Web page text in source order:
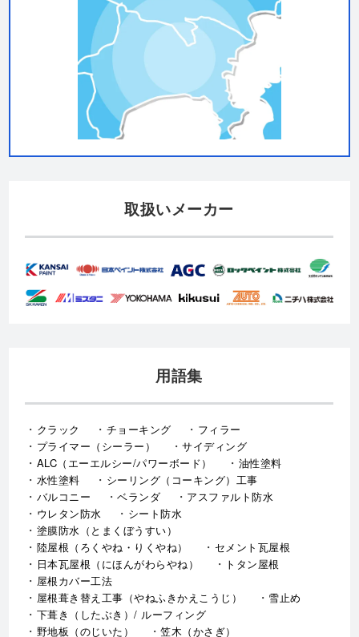
取扱いメーカー
用語集
クラック チョーキング
フィラー
プライマー（シーラー）
サイディング
ALC（エーエルシー/パワーボード）
油性塗料
水性塗料
シーリング（コーキング）工事
バルコニー
ベランダ
アスファルト防水
ウレタン防水
シート防水
塗膜防水（とまくぼうすい）
陸屋根（ろくやね・りくやね）
セメント瓦屋根
日本瓦屋根（にほんがわらやね）
トタン屋根
屋根カバー工法
屋根葺き替え工事（やねふきかえこうじ）
雪止め
下葺き（したぶき）/ ルーフィング
野地板（のじいた）
笠木（かさぎ）